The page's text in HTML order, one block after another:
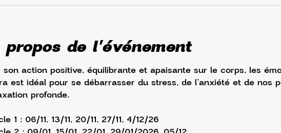
de l'événement
son action positive, équilibrante et apaisante sur le corps, les
est idéal pour se débarrasser du stress, de l’anxiété et de nos
profonde.
1 : 06/11, 13/11, 20/11, 27/11, 4/12/26